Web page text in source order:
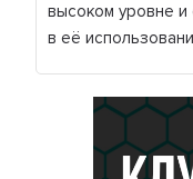
высоком уровне
в её